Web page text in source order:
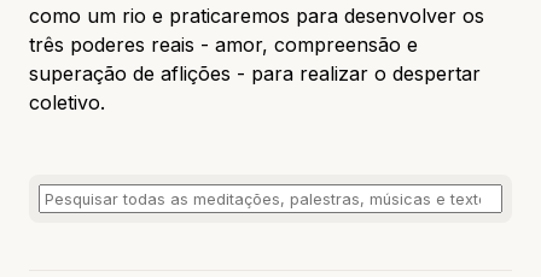
como um rio e praticaremos para desenvolver os
três poderes reais - amor, compreensão e
superação de aflições - para realizar o despertar
coletivo.